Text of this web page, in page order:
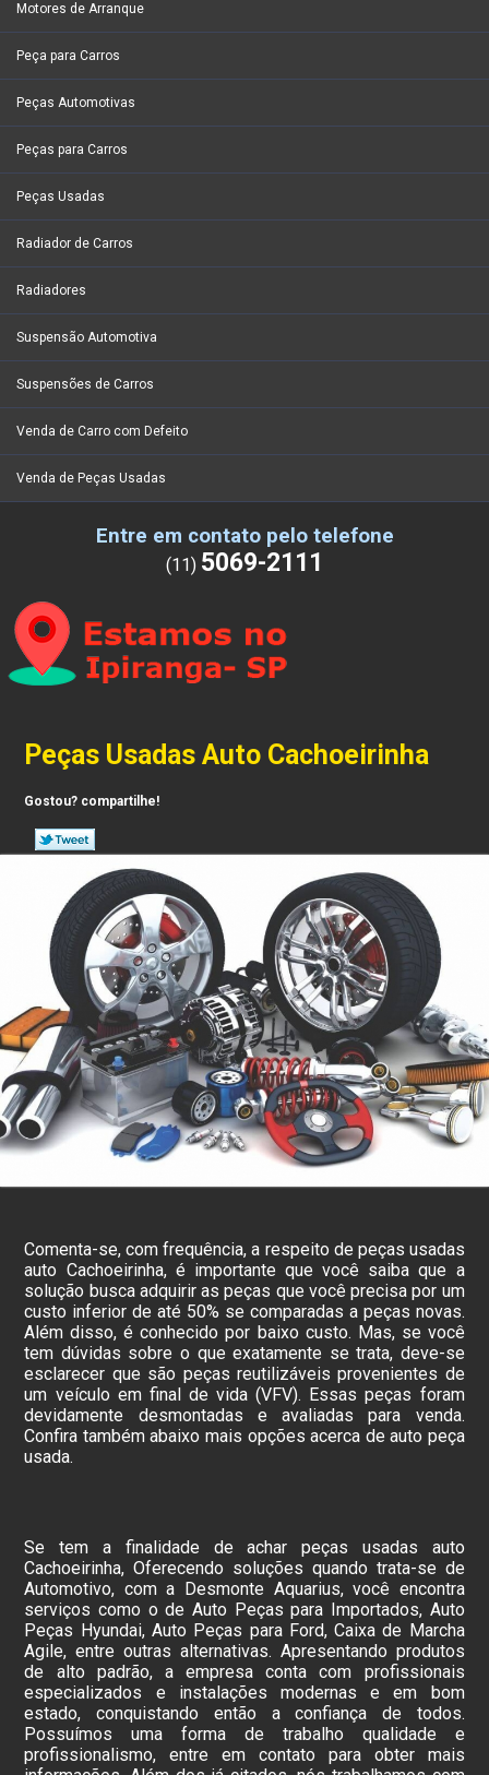
Motores de Arranque
Peça para Carros
Peças Automotivas
Peças para Carros
Peças Usadas
Radiador de Carros
Radiadores
Suspensão Automotiva
Suspensões de Carros
Venda de Carro com Defeito
Venda de Peças Usadas
Entre em contato pelo telefone
(11) 5069-2111
Peças Usadas Auto Cachoeirinha
Gostou? compartilhe!
Comenta-se, com frequência, a respeito de peças usadas
auto Cachoeirinha, é importante que você saiba que a
solução busca adquirir as peças que você precisa por um
custo inferior de até 50% se comparadas a peças novas.
Além disso, é conhecido por baixo custo. Mas, se você
tem dúvidas sobre o que exatamente se trata, deve-se
esclarecer que são peças reutilizáveis provenientes de
um veículo em final de vida (VFV). Essas peças foram
devidamente desmontadas e avaliadas para venda.
Confira também abaixo mais opções acerca de auto peça
usada.
Se tem a finalidade de achar peças usadas auto
Cachoeirinha, Oferecendo soluções quando trata-se de
Automotivo, com a Desmonte Aquarius, você encontra
serviços como o de Auto Peças para Importados, Auto
Peças Hyundai, Auto Peças para Ford, Caixa de Marcha
Agile, entre outras alternativas. Apresentando produtos
de alto padrão, a empresa conta com profissionais
especializados e instalações modernas e em bom
estado, conquistando então a confiança de todos.
Possuímos uma forma de trabalho qualidade e
profissionalismo, entre em contato para obter mais